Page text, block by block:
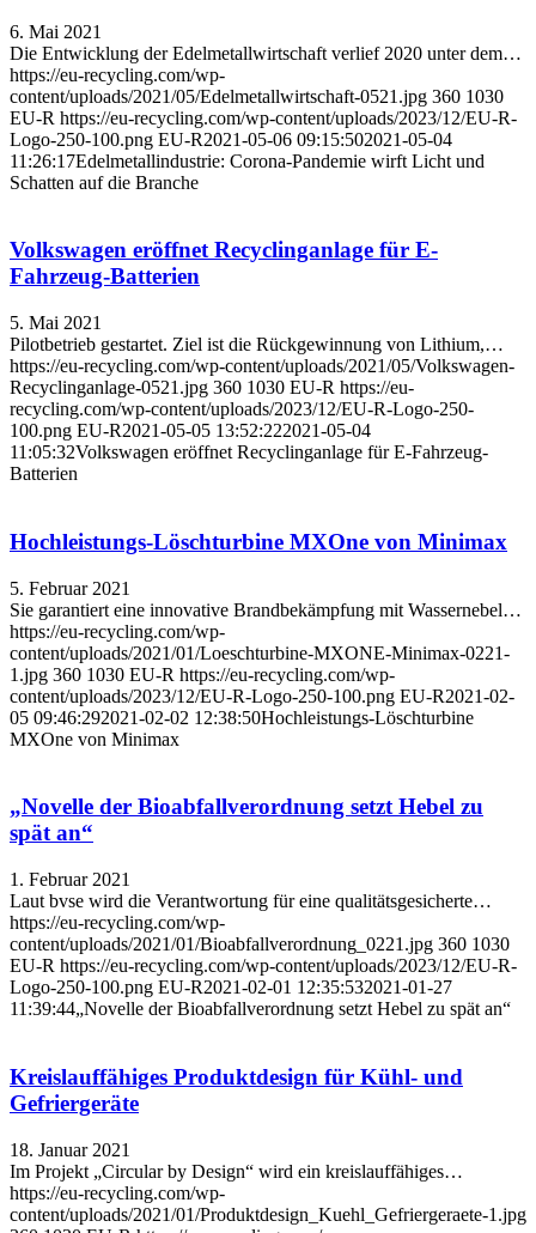
6. Mai 2021
Die Entwicklung der Edelmetallwirtschaft verlief 2020 unter dem…
https://eu-recycling.com/wp-
content/uploads/2021/05/Edelmetallwirtschaft-0521.jpg 360 1030
EU-R https://eu-recycling.com/wp-content/uploads/2023/12/EU-R-
Logo-250-100.png EU-R2021-05-06 09:15:502021-05-04
11:26:17Edelmetallindustrie: Corona-Pandemie wirft Licht und
Schatten auf die Branche
Volkswagen eröffnet Recyclinganlage für E-
Fahrzeug-Batterien
5. Mai 2021
Pilotbetrieb gestartet. Ziel ist die Rückgewinnung von Lithium,…
https://eu-recycling.com/wp-content/uploads/2021/05/Volkswagen-
Recyclinganlage-0521.jpg 360 1030 EU-R https://eu-
recycling.com/wp-content/uploads/2023/12/EU-R-Logo-250-
100.png EU-R2021-05-05 13:52:222021-05-04
11:05:32Volkswagen eröffnet Recyclinganlage für E-Fahrzeug-
Batterien
Hochleistungs-Löschturbine MXOne von Minimax
5. Februar 2021
Sie garantiert eine innovative Brandbekämpfung mit Wassernebel…
https://eu-recycling.com/wp-
content/uploads/2021/01/Loeschturbine-MXONE-Minimax-0221-
1.jpg 360 1030 EU-R https://eu-recycling.com/wp-
content/uploads/2023/12/EU-R-Logo-250-100.png EU-R2021-02-
05 09:46:292021-02-02 12:38:50Hochleistungs-Löschturbine
MXOne von Minimax
„Novelle der Bioabfallverordnung setzt Hebel zu
spät an“
1. Februar 2021
Laut bvse wird die Verantwortung für eine qualitätsgesicherte…
https://eu-recycling.com/wp-
content/uploads/2021/01/Bioabfallverordnung_0221.jpg 360 1030
EU-R https://eu-recycling.com/wp-content/uploads/2023/12/EU-R-
Logo-250-100.png EU-R2021-02-01 12:35:532021-01-27
11:39:44„Novelle der Bioabfallverordnung setzt Hebel zu spät an“
Kreislauffähiges Produktdesign für Kühl- und
Gefriergeräte
18. Januar 2021
Im Projekt „Circular by Design“ wird ein kreislauffähiges…
https://eu-recycling.com/wp-
content/uploads/2021/01/Produktdesign_Kuehl_Gefriergeraete-1.jpg